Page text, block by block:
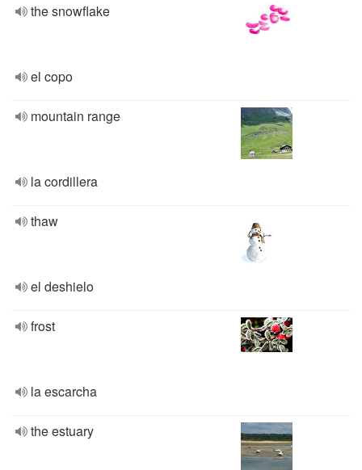
the snowflake
el copo
mountain range
la cordillera
thaw
el deshielo
frost
la escarcha
the estuary